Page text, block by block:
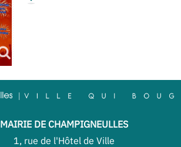
MAIRIE DE CHAMPIGNEULLES
1, rue de l'Hôtel de Ville